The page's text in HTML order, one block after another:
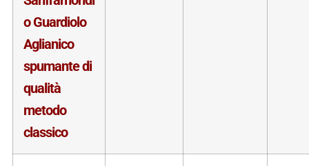
o Guardiolo
Aglianico
spumante di
qualità
metodo
classico